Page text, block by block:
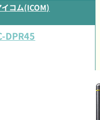
イコム(ICOM)
DPR45